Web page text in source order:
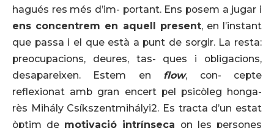
hagués res més d’im- portant. Ens posem a jugar i
ens concentrem en aquell present, en l’instant
que passa i el que està a punt de sorgir. La resta:
preocupacions, deures, tas- ques i obligacions,
desapareixen. Estem en flow, con- cepte
reflexionat amb gran encert pel psicòleg honga-
rès Mihály Csíkszentmihályi2. Es tracta d’un estat
òptim de motivació intrínseca on les persones